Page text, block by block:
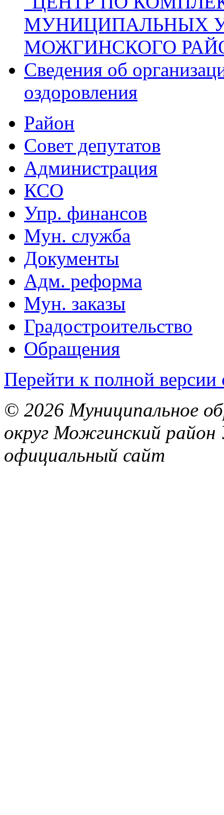
МУНИЦИПАЛЬНЫХ
МОЖГИНСКОГО
Сведения об
оздоровления
Район
Совет депутатов
Администрация
КСО
Упр. финансов
Мун. служба
Документы
Адм. реформа
Мун. заказы
Градостроительство
Обращения
Перейти к полной версии
© 2026 Муниципальное
округ Можгинский район
официальный сайт